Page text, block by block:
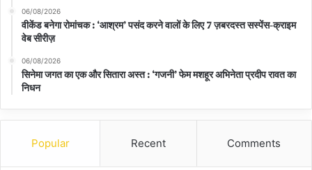
06/08/2026
वीकेंड बनेगा रोमांचक : ‘आश्रम’ पसंद करने वालों के लिए 7 ज़बरदस्त सस्पेंस-क्राइम
वेब सीरीज़
06/08/2026
सिनेमा जगत का एक और सितारा अस्त : ‘गजनी’ फेम मशहूर अभिनेता प्रदीप रावत का
निधन
Popular Recent Comments